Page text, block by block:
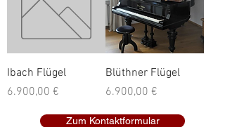
Ibach Flügel
Preis
6.900,00 €
Blüthner Flügel
Preis
6.900,00 €
Zum Kontaktformular